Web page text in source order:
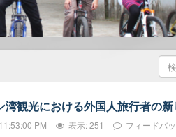
湾観光における外国人旅行者の
PM 表示: 251 フィードバ